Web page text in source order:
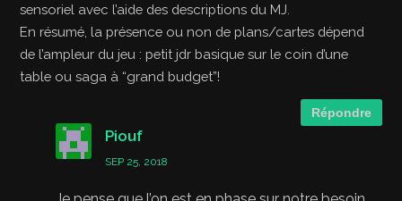
sensoriel avec l’aide des descriptions du MJ.
En résumé, la présence ou non de plans/cartes dépend
de l’ampleur du jeu : petit jdr basique sur le coin d’une
table ou saga à “grand budget”!
Répondre
Piouf
SEP 25, 2018